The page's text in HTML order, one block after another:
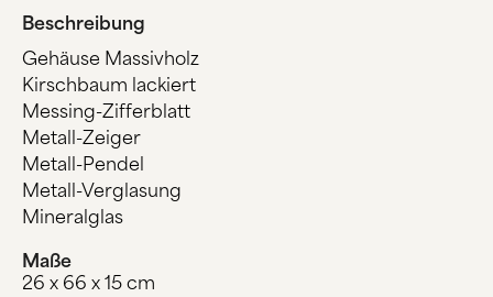
Beschreibung
Gehäuse Massivholz
Kirschbaum lackiert
Messing-Zifferblatt
Metall-Zeiger
Metall-Pendel
Metall-Verglasung
Mineralglas
Maße
26 x 66 x 15 cm